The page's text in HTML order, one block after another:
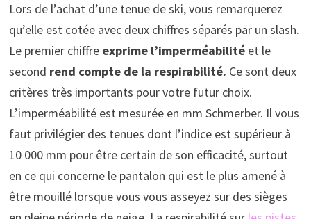
Lors de l’achat d’une tenue de ski, vous remarquerez
qu’elle est cotée avec deux chiffres séparés par un slash.
Le premier chiffre exprime l’imperméabilité et le
second rend compte de la respirabilité. Ce sont deux
critères très importants pour votre futur choix.
L’imperméabilité est mesurée en mm Schmerber. Il vous
faut privilégier des tenues dont l’indice est supérieur à
10 000 mm pour être certain de son efficacité, surtout
en ce qui concerne le pantalon qui est le plus amené à
être mouillé lorsque vous vous asseyez sur des sièges